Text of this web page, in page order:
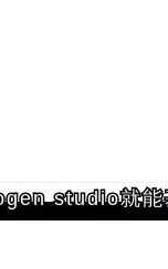
studio就能
studio就能